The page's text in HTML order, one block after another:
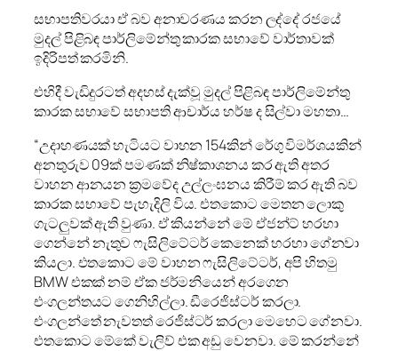
සභාපතිවරයා ඒ බව අනාවරණය කරන ලද්දේ රජයේ
මුදල් පිළිබඳ පාර්ලිමේන්තු කාරක සභාවේ වාර්තාවක්
ඉදිරිපත් කරමිනි.
එහිදී වැඩිදුරටත් අදහස් දැක්වූ මුදල් පිළිබඳ පාර්ලිමේන්තු
කාරක සභාවේ සභාපති ආචාර්ය හර්ෂ ද සිල්වා මහතා…
“උදාහණයක් හැටියට වාහන 154කින් රේගු විමර්ශයකින්
අනතුරුව 09ක් පමණක් නිෂ්කාශනය කර ඇති අතර
වාහන ආනයන ක්‍රමවේද උල්ලංඝනය කිරීම් කර ඇති බව
කාරක සභාවේ පැහැදිලි විය. එතකොට මෙතන ලොකු
ගැටලුවක් ඇති වුණා. ඒ කියන්නේ මේ ඒජන්ට් හරහා
ගෙන්නේ නැතුව ෆැසිලිටේටර් කෙනෙක් හරහා ගේනවා
කියලා. එතකොට මේ වාහන ෆැසිලිටේටර්, අපි හිතමු
BMW එකක් නම් ඒක ජර්මනියෙන් අරගෙන
එංගලන්තයට ගෙනිහිල්ලා. ඩීරෙජිස්ටර් කරලා.
එංගලන්තේ නැවතත් රෙජිස්ටර් කරලා මෙහෙට ගේනවා.
එතකොට මේකේ වැලිව් එක අඩු වෙනවා. මේ කරන්නේ